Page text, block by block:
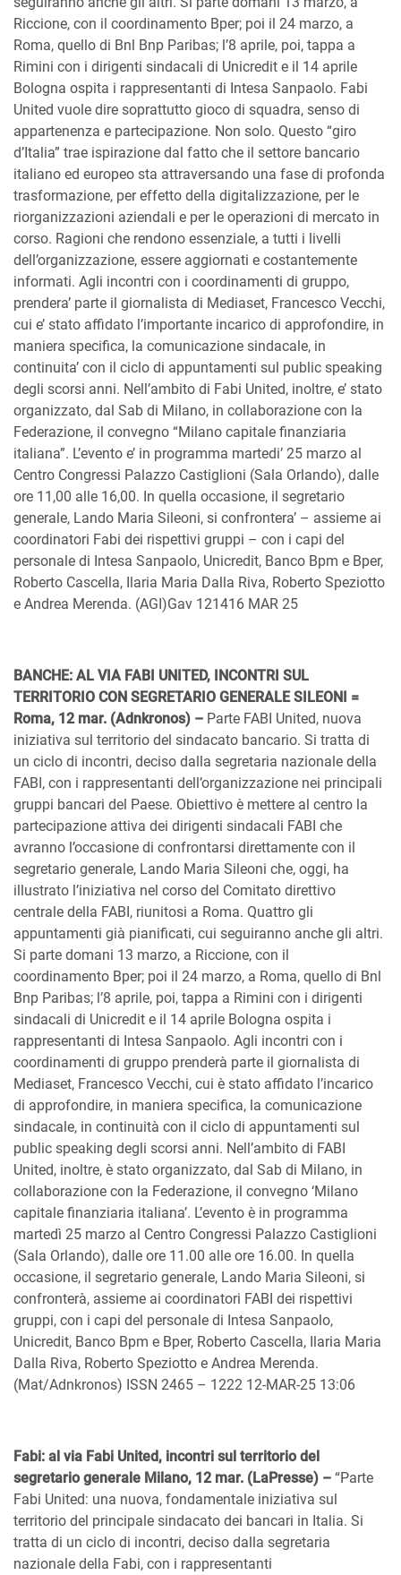
Riccione, con il coordinamento Bper; poi il 24 marzo, a
Roma, quello di Bnl Bnp Paribas; l’8 aprile, poi, tappa a
Rimini con i dirigenti sindacali di Unicredit e il 14 aprile
Bologna ospita i rappresentanti di Intesa Sanpaolo. Fabi
United vuole dire soprattutto gioco di squadra, senso di
appartenenza e partecipazione. Non solo. Questo “giro
d’Italia” trae ispirazione dal fatto che il settore bancario
italiano ed europeo sta attraversando una fase di profonda
trasformazione, per effetto della digitalizzazione, per le
riorganizzazioni aziendali e per le operazioni di mercato in
corso. Ragioni che rendono essenziale, a tutti i livelli
dell’organizzazione, essere aggiornati e costantemente
informati. Agli incontri con i coordinamenti di gruppo,
prendera’ parte il giornalista di Mediaset, Francesco Vecchi,
cui e’ stato affidato l’importante incarico di approfondire, in
maniera specifica, la comunicazione sindacale, in
continuita’ con il ciclo di appuntamenti sul public speaking
degli scorsi anni. Nell’ambito di Fabi United, inoltre, e’ stato
organizzato, dal Sab di Milano, in collaborazione con la
Federazione, il convegno “Milano capitale finanziaria
italiana”. L’evento e’ in programma martedi’ 25 marzo al
Centro Congressi Palazzo Castiglioni (Sala Orlando), dalle
ore 11,00 alle 16,00. In quella occasione, il segretario
generale, Lando Maria Sileoni, si confrontera’ – assieme ai
coordinatori Fabi dei rispettivi gruppi – con i capi del
personale di Intesa Sanpaolo, Unicredit, Banco Bpm e Bper,
Roberto Cascella, Ilaria Maria Dalla Riva, Roberto Speziotto
e Andrea Merenda. (AGI)Gav 121416 MAR 25
BANCHE: AL VIA FABI UNITED, INCONTRI SUL
TERRITORIO CON SEGRETARIO GENERALE SILEONI =
Roma, 12 mar. (Adnkronos) – Parte FABI United, nuova
iniziativa sul territorio del sindacato bancario. Si tratta di
un ciclo di incontri, deciso dalla segretaria nazionale della
FABI, con i rappresentanti dell’organizzazione nei principali
gruppi bancari del Paese. Obiettivo è mettere al centro la
partecipazione attiva dei dirigenti sindacali FABI che
avranno l’occasione di confrontarsi direttamente con il
segretario generale, Lando Maria Sileoni che, oggi, ha
illustrato l’iniziativa nel corso del Comitato direttivo
centrale della FABI, riunitosi a Roma. Quattro gli
appuntamenti già pianificati, cui seguiranno anche gli altri.
Si parte domani 13 marzo, a Riccione, con il
coordinamento Bper; poi il 24 marzo, a Roma, quello di Bnl
Bnp Paribas; l’8 aprile, poi, tappa a Rimini con i dirigenti
sindacali di Unicredit e il 14 aprile Bologna ospita i
rappresentanti di Intesa Sanpaolo. Agli incontri con i
coordinamenti di gruppo prenderà parte il giornalista di
Mediaset, Francesco Vecchi, cui è stato affidato l’incarico
di approfondire, in maniera specifica, la comunicazione
sindacale, in continuità con il ciclo di appuntamenti sul
public speaking degli scorsi anni. Nell’ambito di FABI
United, inoltre, è stato organizzato, dal Sab di Milano, in
collaborazione con la Federazione, il convegno ‘Milano
capitale finanziaria italiana’. L’evento è in programma
martedì 25 marzo al Centro Congressi Palazzo Castiglioni
(Sala Orlando), dalle ore 11.00 alle ore 16.00. In quella
occasione, il segretario generale, Lando Maria Sileoni, si
confronterà, assieme ai coordinatori FABI dei rispettivi
gruppi, con i capi del personale di Intesa Sanpaolo,
Unicredit, Banco Bpm e Bper, Roberto Cascella, Ilaria Maria
Dalla Riva, Roberto Speziotto e Andrea Merenda.
(Mat/Adnkronos) ISSN 2465 – 1222 12-MAR-25 13:06
Fabi: al via Fabi United, incontri sul territorio del
segretario generale Milano, 12 mar. (LaPresse) – “Parte
Fabi United: una nuova, fondamentale iniziativa sul
territorio del principale sindacato dei bancari in Italia. Si
tratta di un ciclo di incontri, deciso dalla segretaria
nazionale della Fabi, con i rappresentanti